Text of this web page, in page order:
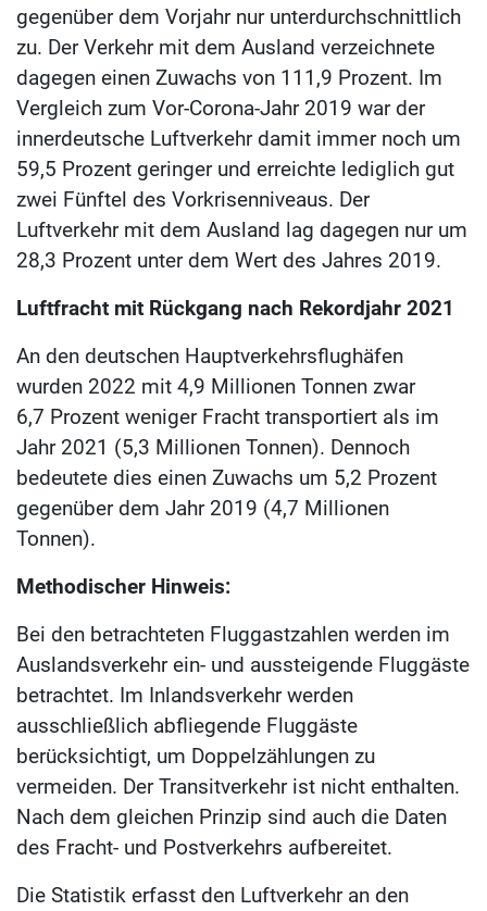
gegenüber dem Vorjahr nur unterdurchschnittlich
zu. Der Verkehr mit dem Ausland verzeichnete
dagegen einen Zuwachs von 111,9 Prozent. Im
Vergleich zum Vor-Corona-Jahr 2019 war der
innerdeutsche Luftverkehr damit immer noch um
59,5 Prozent geringer und erreichte lediglich gut
zwei Fünftel des Vorkrisenniveaus. Der
Luftverkehr mit dem Ausland lag dagegen nur um
28,3 Prozent unter dem Wert des Jahres 2019.
Luftfracht mit Rückgang nach Rekordjahr 2021
An den deutschen Hauptverkehrsflughäfen
wurden 2022 mit 4,9 Millionen Tonnen zwar
6,7 Prozent weniger Fracht transportiert als im
Jahr 2021 (5,3 Millionen Tonnen). Dennoch
bedeutete dies einen Zuwachs um 5,2 Prozent
gegenüber dem Jahr 2019 (4,7 Millionen
Tonnen).
Methodischer Hinweis:
Bei den betrachteten Fluggastzahlen werden im
Auslandsverkehr ein- und aussteigende Fluggäste
betrachtet. Im Inlandsverkehr werden
ausschließlich abfliegende Fluggäste
berücksichtigt, um Doppelzählungen zu
vermeiden. Der Transitverkehr ist nicht enthalten.
Nach dem gleichen Prinzip sind auch die Daten
des Fracht- und Postverkehrs aufbereitet.
Die Statistik erfasst den Luftverkehr an den